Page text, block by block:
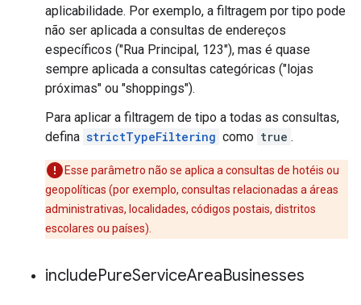
aplicabilidade. Por exemplo, a filtragem por tipo pode
não ser aplicada a consultas de endereços
específicos ("Rua Principal, 123"), mas é quase
sempre aplicada a consultas categóricas ("lojas
próximas" ou "shoppings").
Para aplicar a filtragem de tipo a todas as consultas,
defina strictTypeFiltering como true .
Esse parâmetro não se aplica a consultas de hotéis ou
geopolíticas (por exemplo, consultas relacionadas a áreas
administrativas, localidades, códigos postais, distritos
escolares ou países).
includePureServiceAreaBusinesses